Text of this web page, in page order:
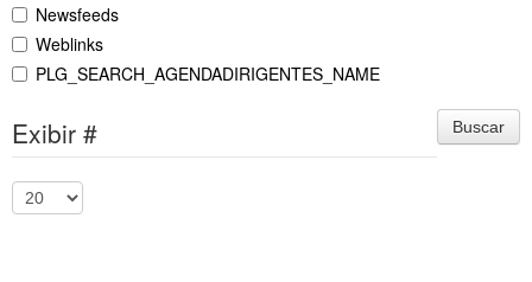
Newsfeeds
Weblinks
PLG_SEARCH_AGENDADIRIGENTES_NAME
Buscar
Exibir #